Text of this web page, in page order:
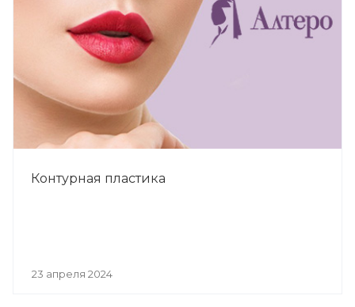
Контурная пластика
23 апреля 2024